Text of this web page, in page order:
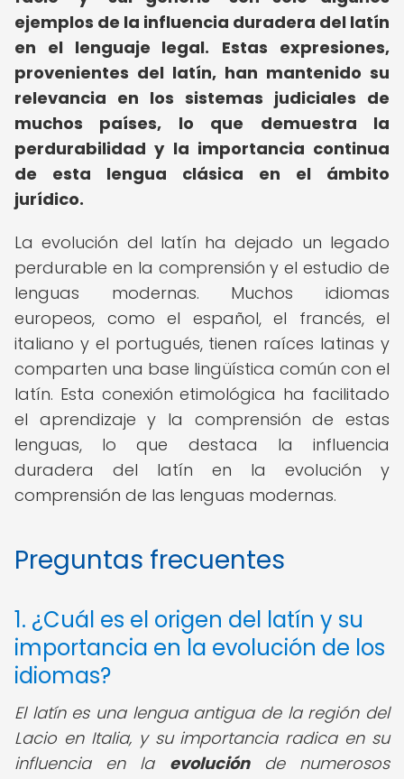
ejemplos de la influencia duradera del latín
en el lenguaje legal.
Estas expresiones,
provenientes del latín, han mantenido su
relevancia en los sistemas judiciales de
muchos países, lo que demuestra la
perdurabilidad y la importancia continua
de esta lengua clásica en el ámbito
jurídico.
La evolución del latín ha dejado un legado
perdurable en la comprensión y el estudio de
lenguas modernas. Muchos idiomas
europeos, como el español, el francés, el
italiano y el portugués, tienen raíces latinas y
comparten una base lingüística común con el
latín. Esta conexión etimológica ha facilitado
el aprendizaje y la comprensión de estas
lenguas, lo que destaca la influencia
duradera del latín en la evolución y
comprensión de las lenguas modernas.
Preguntas frecuentes
1. ¿Cuál es el origen del latín y su
importancia en la evolución de los
idiomas?
El latín es una lengua antigua de la región del
Lacio en Italia, y su importancia radica en su
influencia en la evoluciónde numerosos